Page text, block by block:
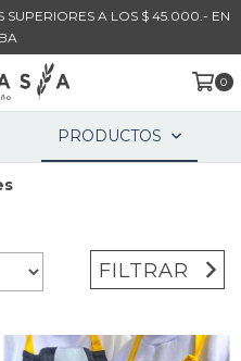
SUPERIORES A LOS $ 45.000.- EN
0
PRODUCTOS
FILTRAR